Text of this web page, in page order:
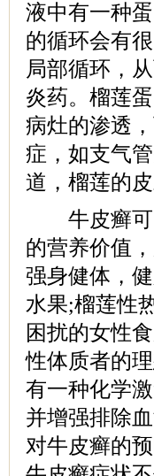
液中有一种
的循环会有
局部循环，
炎药。榴莲
病灶的渗透
症，如支气
道，榴莲的
牛皮癣可
的营养价值
强身健体，
水果;榴莲性
困扰的女性
性体质者的
有一种化学
并增强排除
对牛皮癣的